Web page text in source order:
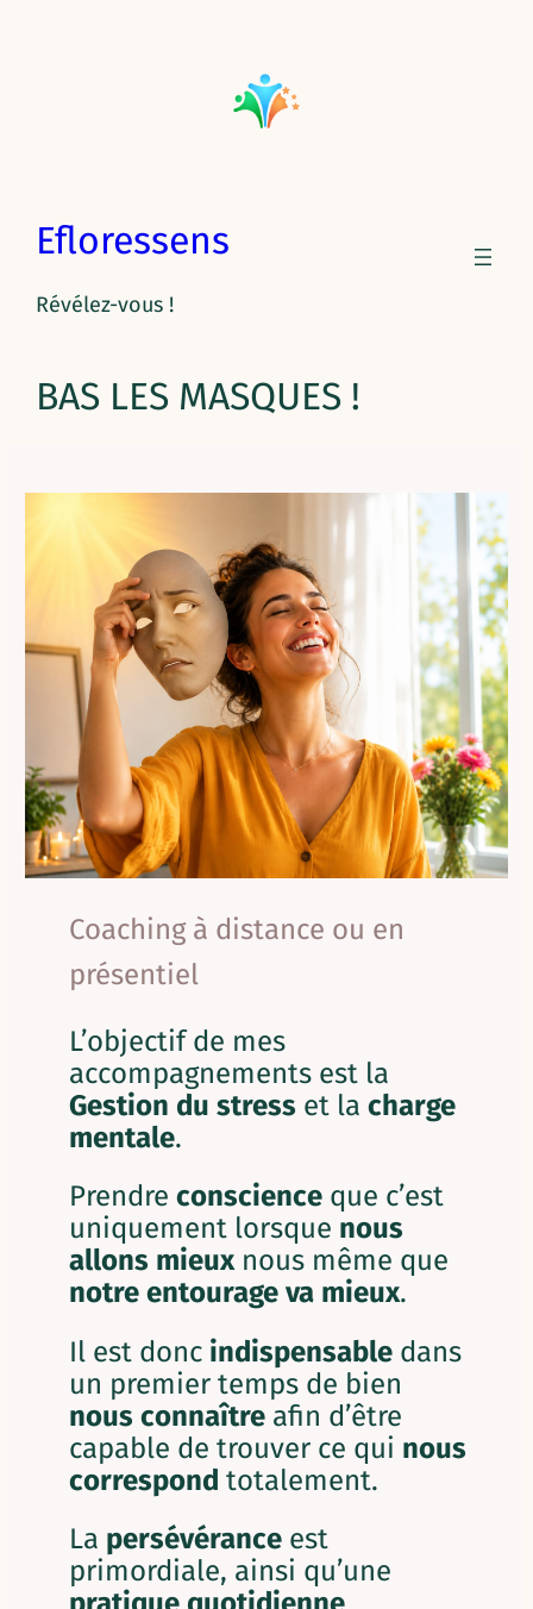
Efloressens
Révélez-vous !
BAS LES MASQUES !
Coaching à distance ou en
présentiel
L’objectif de mes
accompagnements est la
Gestion du stress et lacharge
mentale.
​Prendreconscience que c’est
uniquement lorsque nous
allons mieux nous même que
notre entourage va mieux.
Il est donc indispensable dans
un premier temps de bien
nous connaître afin d’être
capable de trouver ce qui nous
correspond totalement.
​La persévérance est
primordiale, ainsi qu’une